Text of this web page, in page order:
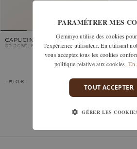
CAPUCINE 4 MM
OR ROSE, SAPHIR VERT
1 510 €
PARIS
PARAMÉTRER MES
Gemmyo utilise des cookies
l'expérience utilisateur. En utilisant
vous acceptez tous les cookies
politique relative aux cookies. En
TOUT ACCEPTER
GÉRER LES